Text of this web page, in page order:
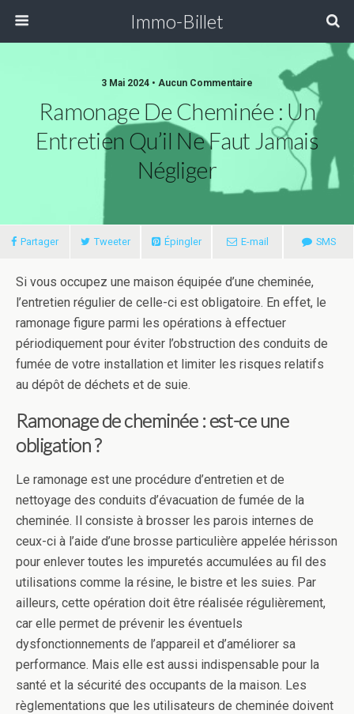
Immo-Billet
3 Mai 2024 • Aucun Commentaire
Ramonage De Cheminée : Un
Entretien Qu’il Ne Faut Jamais
Négliger
Partager Tweeter Épingler E-mail SMS
Si vous occupez une maison équipée d’une cheminée,
l’entretien régulier de celle-ci est obligatoire. En effet, le
ramonage figure parmi les opérations à effectuer
périodiquement pour éviter l’obstruction des conduits de
fumée de votre installation et limiter les risques relatifs
au dépôt de déchets et de suie.
Ramonage de cheminée : est-ce une
obligation ?
Le ramonage est une procédure d’entretien et de
nettoyage des conduits d’évacuation de fumée de la
cheminée. Il consiste à brosser les parois internes de
ceux-ci à l’aide d’une brosse particulière appelée hérisson
pour enlever toutes les impuretés accumulées au fil des
utilisations comme la résine, le bistre et les suies. Par
ailleurs, cette opération doit être réalisée régulièrement,
car elle permet de prévenir les éventuels
dysfonctionnements de l’appareil et d’améliorer sa
performance. Mais elle est aussi indispensable pour la
santé et la sécurité des occupants de la maison. Les
règlementations que les utilisateurs de cheminée doivent